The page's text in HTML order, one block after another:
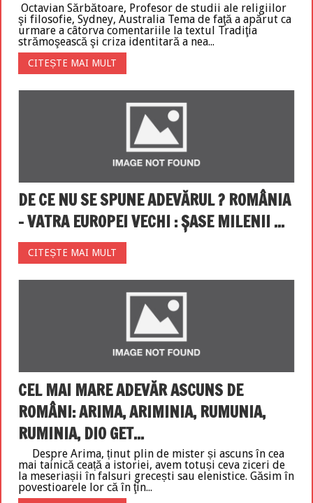
Octavian Sărbătoare, Profesor de studii ale religiilor
şi filosofie, Sydney, Australia Tema de faţă a apărut ca
urmare a câtorva comentariile la textul Tradiţia
strămoşească şi criza identitară a nea...
CITEȘTE MAI MULT
DE CE NU SE SPUNE ADEVĂRUL ? ROMÂNIA
– VATRA EUROPEI VECHI : ȘASE MILENII ...
CITEȘTE MAI MULT
CEL MAI MARE ADEVĂR ASCUNS DE
ROMÂNI: ARIMA, ARIMINIA, RUMUNIA,
RUMINIA, DIO GET...
Despre Arima, ținut plin de mister și ascuns în cea
mai tainică ceață a istoriei, avem totuși ceva ziceri de
la meseriașii în falsuri grecești sau elenistice. Găsim în
povestioarele lor că în ţin...